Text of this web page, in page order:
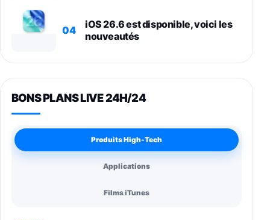
04
iOS 26.6 est disponible, voici les
nouveautés
BONS PLANS LIVE 24H/24
Produits High-Tech
Applications
Films iTunes